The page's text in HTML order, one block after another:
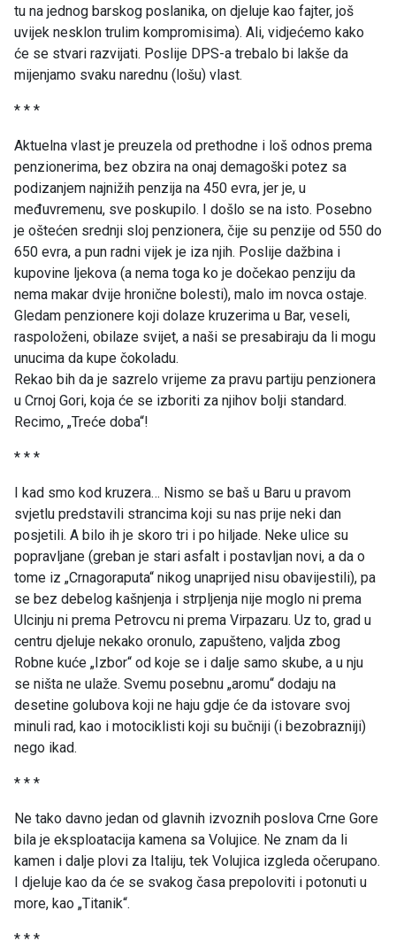
tu na jednog barskog poslanika, on djeluje kao fajter, još
uvijek nesklon trulim kompromisima). Ali, vidjećemo kako
će se stvari razvijati. Poslije DPS-a trebalo bi lakše da
mijenjamo svaku narednu (lošu) vlast.
* * *
Aktuelna vlast je preuzela od prethodne i loš odnos prema
penzionerima, bez obzira na onaj demagoški potez sa
podizanjem najnižih penzija na 450 evra, jer je, u
međuvremenu, sve poskupilo. I došlo se na isto. Posebno
je oštećen srednji sloj penzionera, čije su penzije od 550 do
650 evra, a pun radni vijek je iza njih. Poslije dažbina i
kupovine ljekova (a nema toga ko je dočekao penziju da
nema makar dvije hronične bolesti), malo im novca ostaje.
Gledam penzionere koji dolaze kruzerima u Bar, veseli,
raspoloženi, obilaze svijet, a naši se presabiraju da li mogu
unucima da kupe čokoladu.
Rekao bih da je sazrelo vrijeme za pravu partiju penzionera
u Crnoj Gori, koja će se izboriti za njihov bolji standard.
Recimo, „Treće doba“!
* * *
I kad smo kod kruzera… Nismo se baš u Baru u pravom
svjetlu predstavili strancima koji su nas prije neki dan
posjetili. A bilo ih je skoro tri i po hiljade. Neke ulice su
popravljane (greban je stari asfalt i postavljan novi, a da o
tome iz „Crnagoraputa“ nikog unaprijed nisu obavijestili), pa
se bez debelog kašnjenja i strpljenja nije moglo ni prema
Ulcinju ni prema Petrovcu ni prema Virpazaru. Uz to, grad u
centru djeluje nekako oronulo, zapušteno, valjda zbog
Robne kuće „Izbor“ od koje se i dalje samo skube, a u nju
se ništa ne ulaže. Svemu posebnu „aromu“ dodaju na
desetine golubova koji ne haju gdje će da istovare svoj
minuli rad, kao i motociklisti koji su bučniji (i bezobrazniji)
nego ikad.
* * *
Ne tako davno jedan od glavnih izvoznih poslova Crne Gore
bila je eksploatacija kamena sa Volujice. Ne znam da li
kamen i dalje plovi za Italiju, tek Volujica izgleda očerupano.
I djeluje kao da će se svakog časa prepoloviti i potonuti u
more, kao „Titanik“.
* * *